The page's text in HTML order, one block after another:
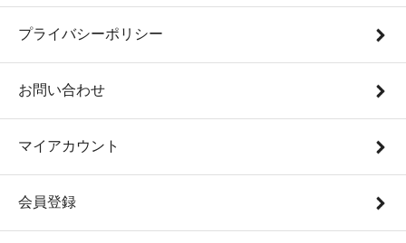
プライバシーポリシー
お問い合わせ
マイアカウント
会員登録